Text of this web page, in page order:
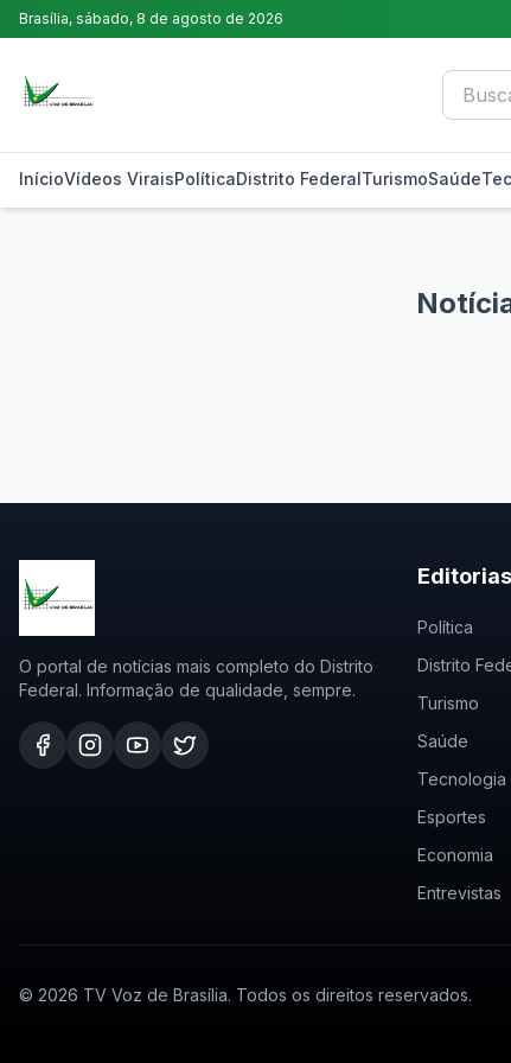
Brasília, sábado, 8 de agosto de 2026
InícioVídeos ViraisPolíticaDistrito FederalTurismoSaúde
O portal de notícias mais completo do Distrito
Federal. Informação de qualidade, sempre.
Editorias
Política
Distrito
Turismo
Saúde
Tecnologia
Esportes
Economia
Entrevistas
© 2026 TV Voz de Brasília. Todos os direitos reservados.